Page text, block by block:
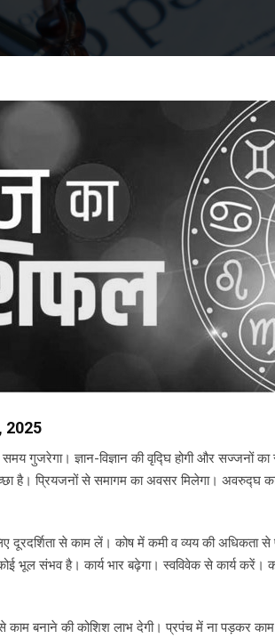
2025
गुजरेगा। ज्ञान-विज्ञान की वृद्घि होगी और सज्जनों का
है। प्रियजनों से समागम का अवसर मिलेगा। अवरुद्घ
दूरदर्शिता से काम लें। कोष में कमी व व्यय की अधिकता
भूल संभव है। कार्य भार बढ़ेगा। स्वविवेक से कार्य करें।
काम बनाने की कोशिश लाभ देगी। प्रपंच में ना पड़कर